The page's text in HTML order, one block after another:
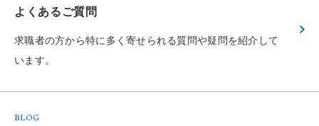
よくあるご質問
求職者の方から特に多く寄せられる質問や疑問を紹介して
います。
BLOG